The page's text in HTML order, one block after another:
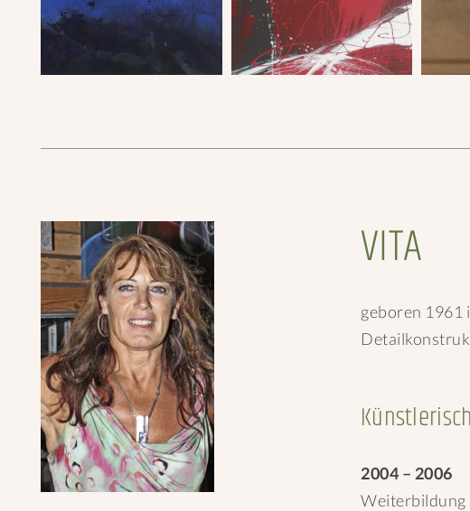
VITA
geboren 1961
2004 – 2006
Weiterbildung